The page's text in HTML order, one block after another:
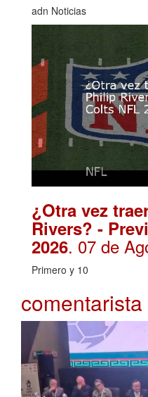
adn Noticias
¿Otra vez
Rivers? -
2026. 07 de
Primero y 10
comentarista